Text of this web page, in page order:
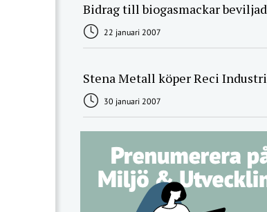
Bidrag till biogasmackar
22 januari 2007
Stena Metall köper Reci Industri
30 januari 2007